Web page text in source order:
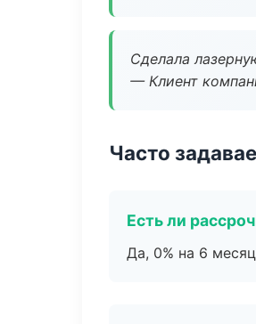
Сделала
— Клиент
Часто
Есть ли
Да, 0% на 6